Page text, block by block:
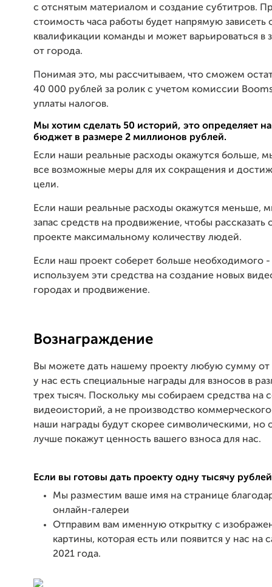
с отснятым материалом и создание субтитров.
стоимость часа работы будет напрямую зависеть
квалификации команды и может варьироваться в
от города.
Понимая это, мы рассчитываем, что сможем
40 000 рублей за ролик с учетом комиссии
уплаты налогов.
Мы хотим сделать 50 историй, это определяет
бюджет в размере 2 миллионов рублей.
Если наши реальные расходы окажутся больше,
все возможные меры для их сокращения и
цели.
Если наши реальные расходы окажутся меньше,
запас средств на продвижение, чтобы рассказать
проекте максимальному количеству людей.
Если наш проект соберет больше необходимого
используем эти средства на создание новых
городах и продвижение.
Вознаграждение
Вы можете дать нашему проекту любую сумму от
у нас есть специальные награды для взносов в
трех тысяч. Поскольку мы собираем средства на
видеоисторий, а не производство
наши награды будут скорее символическими, но
лучше покажут ценность вашего взноса для нас.
Если вы готовы дать проекту одну тысячу рублей
Мы разместим ваше имя на странице
онлайн-галереи
Отправим вам именную открытку с
картины, которая есть или появится у нас на
2021 года.